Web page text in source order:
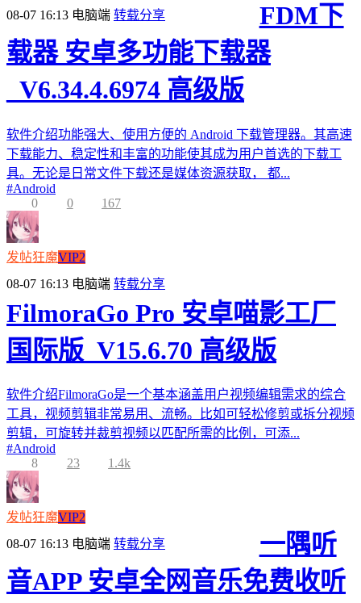
08-07 16:13 电脑端 转载分享
FDM下
载器 安卓多功能下载器
_V6.34.4.6974 高级版
软件介绍功能强大、使用方便的 Android 下载管理器。其高速
下载能力、稳定性和丰富的功能使其成为用户首选的下载工
具。无论是日常文件下载还是媒体资源获取， 都...
#Android
0
0 167
发帖狂魔VIP2
08-07 16:13 电脑端 转载分享
FilmoraGo Pro 安卓喵影工厂
国际版_V15.6.70 高级版
软件介绍FilmoraGo是一个基本涵盖用户视频编辑需求的综合
工具，视频剪辑非常易用、流畅。比如可轻松修剪或拆分视频
剪辑，可旋转并裁剪视频以匹配所需的比例，可添...
#Android
8
23 1.4k
发帖狂魔VIP2
08-07 16:13 电脑端 转载分享
一隅听
音APP 安卓全网音乐免费收听